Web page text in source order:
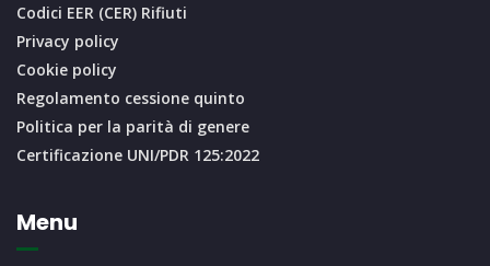
Codici EER (CER) Rifiuti
Privacy policy
Cookie policy
Regolamento cessione quinto
Politica per la parità di genere
Certificazione UNI/PDR 125:2022
Menu